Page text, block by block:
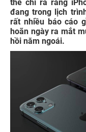
thể chỉ ra rằng
đang trong lịch
rất nhiều báo cáo
hoãn ngày ra mắt
hồi năm ngoái.